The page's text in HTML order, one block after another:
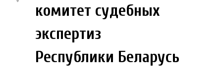
комитет судебных
экспертиз
Республики Беларусь